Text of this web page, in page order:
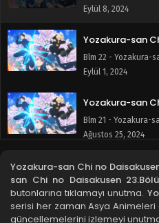
Eylül 8, 2024
Yozakura-san
Blm 22 - Yozakura-
Eylül 1, 2024
Yozakura-san
Blm 21 - Yozakura-
Ağustos 25, 2024
Yozakura-san
Blm 20 - Yozakura-
Ağustos 18, 2024
Yozakura-san Chi no
san Chi no Daisakusen
butonlarına tıklamayı unutma.
serisi her zaman Asya
güncellemelerini izlemeyi